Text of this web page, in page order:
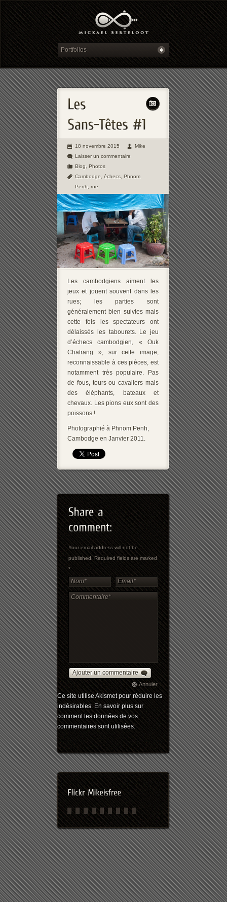
18 novembre 2015
Mike
Laisser un commentaire
Blog Photos
Cambodge
échecs Phnom
Penh rue
Les cambodgiens aiment les
jeux et jouent souvent dans les
rues; les parties sont
généralement bien suivies mais
cette fois les spectateurs ont
délaissés les tabourets. Le jeu
d’échecs cambodgien, « Ouk
Chatrang », sur cette image,
reconnaissable à ces pièces, est
notamment très populaire. Pas
de fous, tours ou cavaliers mais
des éléphants, bateaux et
chevaux. Les pions eux sont des
poissons !
Photographié à Phnom Penh,
Cambodge en Janvier 2011.
Your email address will not be
published. Required fields are marked
*
Ajouter un commentaire
Annuler
Ce site utilise Akismet pour réduire les
indésirables.En savoir plus sur
comment les données de vos
commentaires sont utilisées.